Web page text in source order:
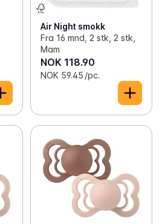
Air Night smokk
Fra 16 mnd, 2 stk, 2 stk,
Mam
NOK 118.90
NOK 59.45 /pc.